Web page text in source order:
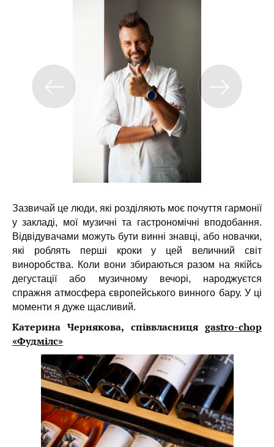
Зазвичай це люди, які розділяють моє почуття гармонії
у закладі, мої музичні та гастрономічні вподобання.
Відвідувачами можуть бути винні знавці, або новачки,
які роблять перші кроки у цей величний світ
виноробства. Коли вони збираються разом на якійсь
дегустації або музичному вечорі, народжуєтся
спражня атмосфера європейського винного бару. У ці
моменти я дуже щасливий.
Катерина Чернякова, співвласниця gastro-chop
«Фудмілс»